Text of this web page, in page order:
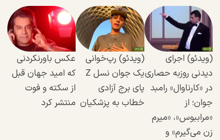
(ویدئو) اجرای
دیدنی روزبه حصاری
در «کارناوال» رامبد
جوان؛ از
«مراببوس»، «میرم
زن می‌گیرم» و
(ویدئو) رپ‌خوانی
یک جوان نسل Z
پای برج آزادی
خطاب به پزشکیان
عکس باورنکردنی
که امید جهان قبل
از سکته و فوت
منتشر کرد